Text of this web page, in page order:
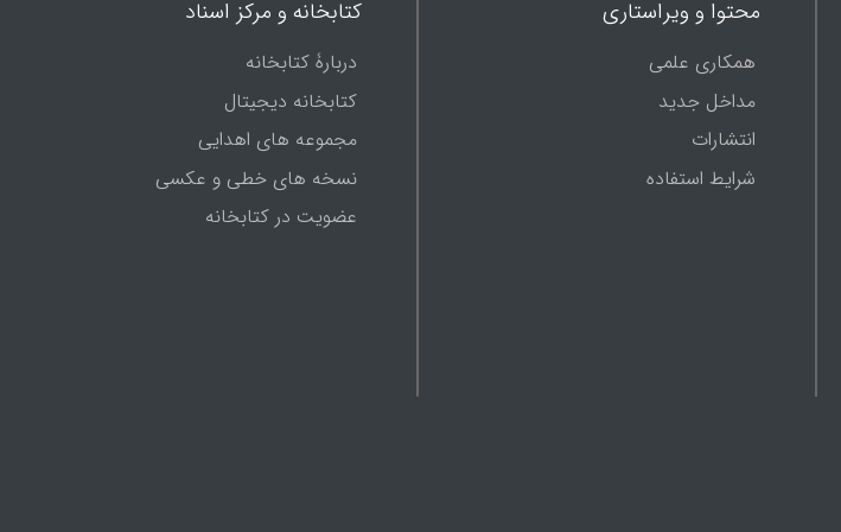
محتوا و ویراستاری
همکاری علمی
مداخل جدید
انتشارات
شرایط استفاده
کتابخانه و مرکز اسناد
دربارۀ کتابخانه
کتابخانه دیجیتال
مجموعه های اهدایی
نسخه های خطی و عکسی
عضویت در کتابخانه